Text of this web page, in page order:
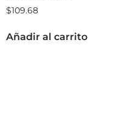
$109.68
Añadir al carrito